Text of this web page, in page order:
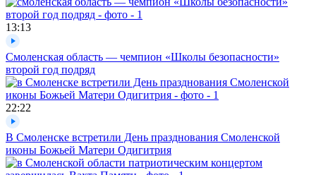
13:13
Смоленская область — чемпион «Школы безопасности»
второй год подряд
22:22
В Смоленске встретили День празднования Смоленской
иконы Божьей Матери Одигитрия